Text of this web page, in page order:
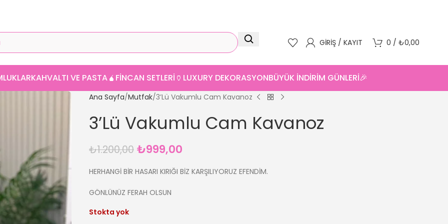
GIRIŞ / KAYIT 0 / ₺0,00
KAHVALTI VE PASTA🧉FINCAN SETLERI 🏺LUXURY DEKORASYONBÜYÜK İNDİRİM GÜNLERİ🎉
Ana Sayfa Mutfak 3’Lü Vakumlu Cam Kavanoz
3’Lü Vakumlu Cam Kavanoz
₺1.200,00 ₺999,00
HERHANGİ BİR HASARI KIRIĞI BİZ KARŞILIYORUZ EFENDİM.
GÖNLÜNÜZ FERAH OLSUN
Stokta yok